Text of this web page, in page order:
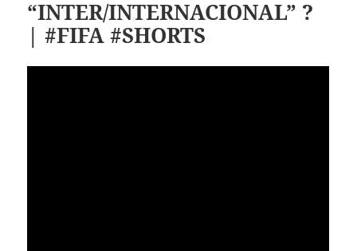
“INTER/INTERNACIONAL” ?
| #FIFA #SHORTS